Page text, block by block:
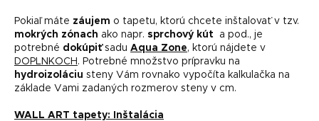
Pokiaľ máte záujem o tapetu, ktorú chcete inštalovať v tzv.
mokrých zónach ako napr. sprchový kút
a pod., je
potrebné dokúpiťsadu Aqua Zone, ktorú nájdete v
DOPLNKOCH . Potrebné množstvo prípravku na
hydroizoláciu steny Vám rovnako vypočíta kalkulačka na
základe Vami zadaných rozmerov steny v cm.
WALL ART tapety: Inštalácia